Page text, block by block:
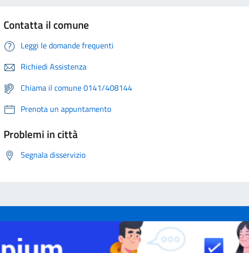
Contatta il comune
Leggi le domande frequenti
Richiedi Assistenza
Chiama il comune 0141/408144
Prenota un appuntamento
Problemi in città
Segnala disservizio